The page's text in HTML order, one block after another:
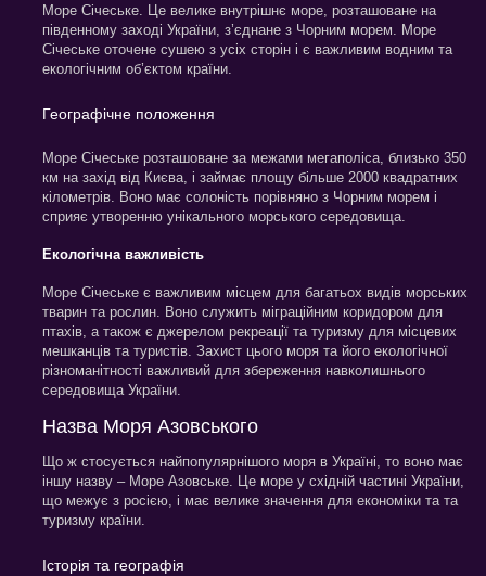
Море Січеське. Це велике внутрішнє море, розташоване на
південному заході України, з’єднане з Чорним морем. Море
Січеське оточене сушею з усіх сторін і є важливим водним та
екологічним об’єктом країни.
Географічне положення
Море Січеське розташоване за межами мегаполіса, близько 350
км на захід від Києва, і займає площу більше 2000 квадратних
кілометрів. Воно має солоність порівняно з Чорним морем і
сприяє утворенню унікального морського середовища.
Екологічна важливість
Море Січеське є важливим місцем для багатьох видів морських
тварин та рослин. Воно служить міграційним коридором для
птахів, а також є джерелом рекреації та туризму для місцевих
мешканців та туристів. Захист цього моря та його екологічної
різноманітності важливий для збереження навколишнього
середовища України.
Назва Моря Азовського
Що ж стосується найпопулярнішого моря в Україні, то воно має
іншу назву – Море Азовське. Це море у східній частині України,
що межує з росією, і має велике значення для економіки та та
туризму країни.
Історія та географія